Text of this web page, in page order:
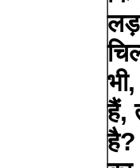
हैं,